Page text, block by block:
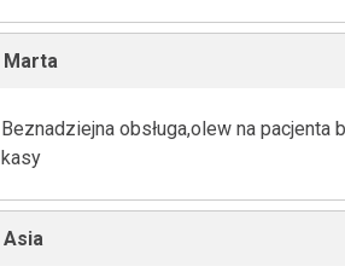
Marta
Beznadziejna obsługa,olew na
kasy
Asia